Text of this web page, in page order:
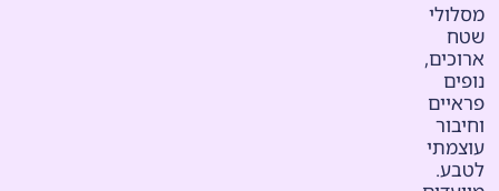
מסלולי
שטח
ארוכים,
נופים
פראיים
וחיבור
עוצמתי
לטבע.